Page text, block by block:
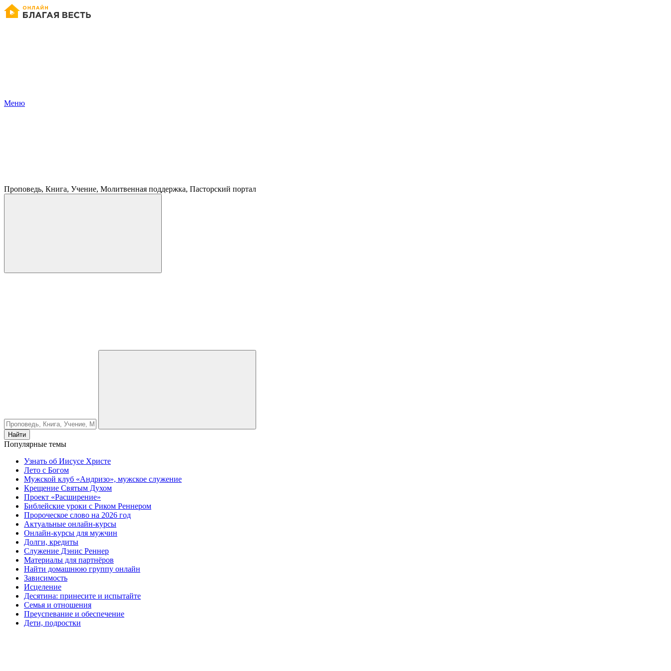
Меню
Проповедь, Книга, Учение, Молитвенная поддержка, Пасторский портал
Найти
Популярные темы
Узнать об Иисусе Христе
Лето с Богом
Мужской клуб «Андризо», мужское служение
Крещение Святым Духом
Проект «Расширение»
Библейские уроки с Риком Реннером
Пророческое слово на 2026 год
Актуальные онлайн-курсы
Онлайн-курсы для мужчин
Долги, кредиты
Служение Дэнис Реннер
Материалы для партнёров
Найти домашнюю группу онлайн
Зависимость
Исцеление
Десятина: принесите и испытайте
Семья и отношения
Преуспевание и обеспечение
Дети, подростки